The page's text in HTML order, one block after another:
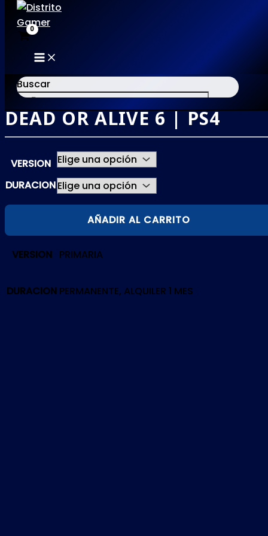
al
contenido
MAIN
MENU
Buscar
×
DEAD OR ALIVE 6 | PS4
VERSION
DURACION
DEAD
PS4
AÑADIR AL CARRITO
VERSION PRIMARIA
DURACION PERMANENTE, ALQUILER 1 MES